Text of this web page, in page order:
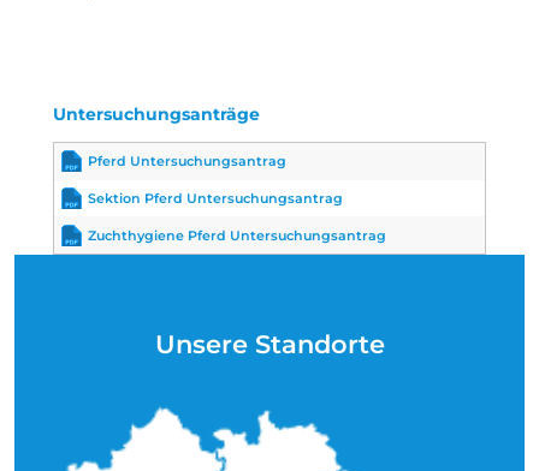
Untersuchungsanträge
Pferd Untersuchungsantrag
Sektion Pferd Untersuchungsantrag
Zuchthygiene Pferd Untersuchungsantrag
Unsere Standorte